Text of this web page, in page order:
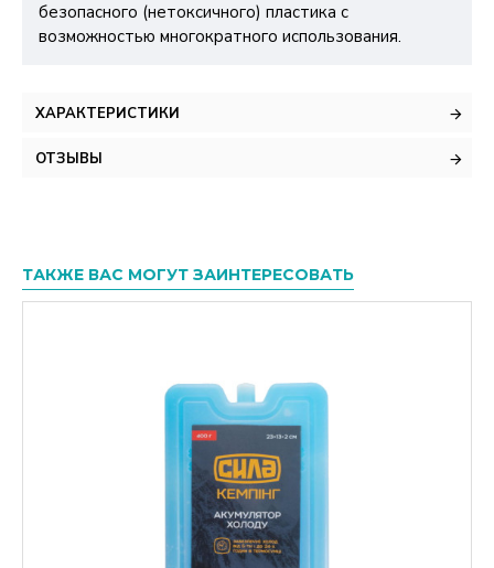
безопасного (нетоксичного) пластика с
возможностью многократного использования.
ХАРАКТЕРИСТИКИ
ОТЗЫВЫ
ТАКЖЕ ВАС МОГУТ ЗАИНТЕРЕСОВАТЬ